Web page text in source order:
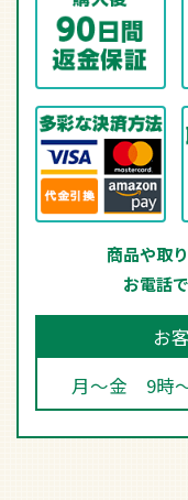
商品や取
お電話
お
月～金 9時